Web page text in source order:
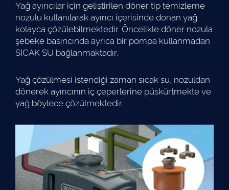
Yağ ayırıcılar için geliştirilen döner tip temizleme
nozulu kullanılarak ayırıcı içerisinde donan yağ
kolayca çözülebilmektedir. Öncelikle döner nozula
şebeke basıncında ayrıca bir pompa kullanmadan
SICAK SU​ bağlanmaktadır.
Yağ çözülmesi istendiği zaman sıcak su, nozuldan
dönerek ayırıcının iç çeperlerine püskürtmekte ve
yağ böylece çözülmektedir.